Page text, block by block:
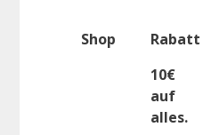
Shop Rabatt
10€
auf
alles.